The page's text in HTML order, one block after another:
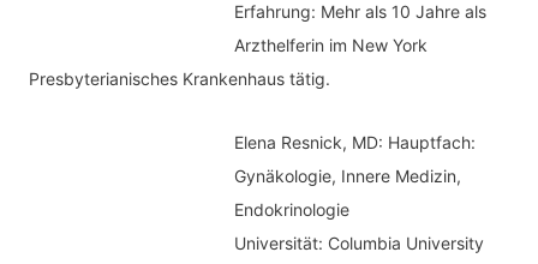
Erfahrung: Mehr als 10 Jahre als
Arzthelferin im New York
Presbyterianisches Krankenhaus tätig.
Elena Resnick, MD: Hauptfach:
Gynäkologie, Innere Medizin,
Endokrinologie
Universität: Columbia University